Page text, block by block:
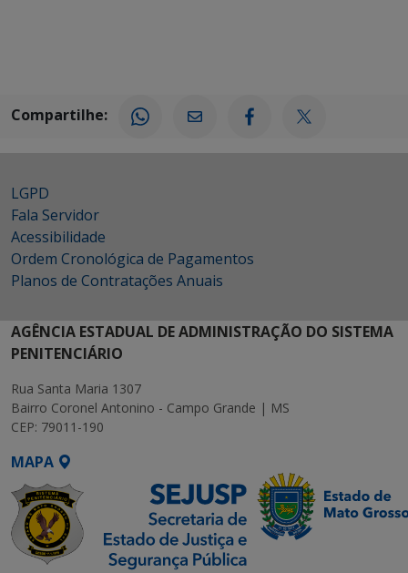
Compartilhe:
LGPD
Fala Servidor
Acessibilidade
Ordem Cronológica de Pagamentos
Planos de Contratações Anuais
AGÊNCIA ESTADUAL DE ADMINISTRAÇÃO DO SISTEMA
PENITENCIÁRIO
Rua Santa Maria 1307
Bairro Coronel Antonino - Campo Grande | MS
CEP: 79011-190
MAPA